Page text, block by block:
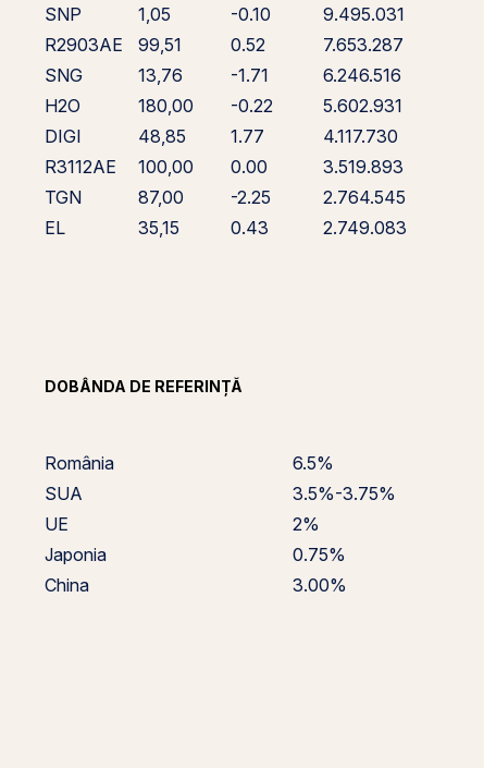
SNP
1,05 -0.10
9.495.031
R2903AE
99,51 0.52
7.653.287
SNG
13,76 -1.71
6.246.516
H2O
180,00 -0.22
5.602.931
DIGI
48,85 1.77
4.117.730
R3112AE
100,00 0.00
3.519.893
TGN
87,00 -2.25
2.764.545
EL
35,15 0.43 2.749.083
DOBÂNDA DE REFERINȚĂ
România
6.5%
SUA
3.5%-3.75%
UE
2%
Japonia
0.75%
China
3.00%